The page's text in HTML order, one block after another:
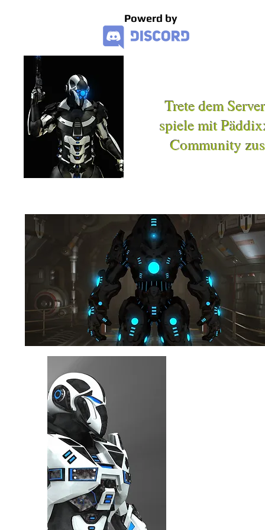
Trete dem
spiele mit
Community
Trete dem
spiele mit
Community
Powerd by